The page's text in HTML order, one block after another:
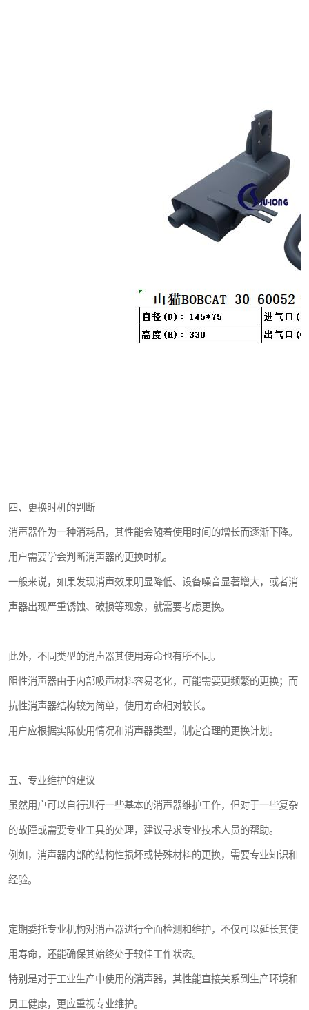
四、更换时机的判断
消声器作为一种消耗品，其性能会随着使用时间的增长而逐渐下降。
用户需要学会判断消声器的更换时机。
一般来说，如果发现消声效果明显降低、设备噪音显著增大，或者消
声器出现严重锈蚀、破损等现象，就需要考虑更换。
此外，不同类型的消声器其使用寿命也有所不同。
阻性消声器由于内部吸声材料容易老化，可能需要更频繁的更换；而
抗性消声器结构较为简单，使用寿命相对较长。
用户应根据实际使用情况和消声器类型，制定合理的更换计划。
五、专业维护的建议
虽然用户可以自行进行一些基本的消声器维护工作，但对于一些复杂
的故障或需要专业工具的处理，建议寻求专业技术人员的帮助。
例如，消声器内部的结构性损坏或特殊材料的更换，需要专业知识和
经验。
定期委托专业机构对消声器进行全面检测和维护，不仅可以延长其使
用寿命，还能确保其始终处于较佳工作状态。
特别是对于工业生产中使用的消声器，其性能直接关系到生产环境和
员工健康，更应重视专业维护。